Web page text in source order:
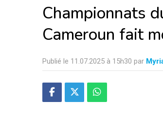
Championnats
Cameroun fait
Publié le 11.07.2025 à 15h30 par